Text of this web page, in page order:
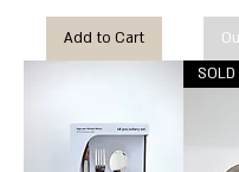
Add to Cart
SOLD